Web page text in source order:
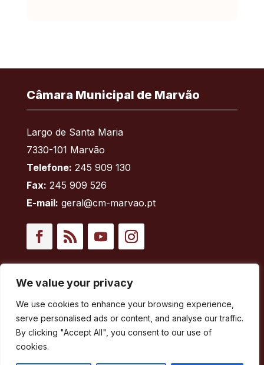
We value your privacy
We use cookies to enhance your browsing experience,
serve personalised ads or content, and analyse our traffic.
By clicking "Accept All", you consent to our use of
cookies.
Câmara Municipal de Marvão
Largo de Santa Maria
7330-101 Marvão
Telefone: 245 909 130
Fax: 245 909 526
E-mail: geral@cm-marvao.pt
Áreas
Município
Atividade Municipal